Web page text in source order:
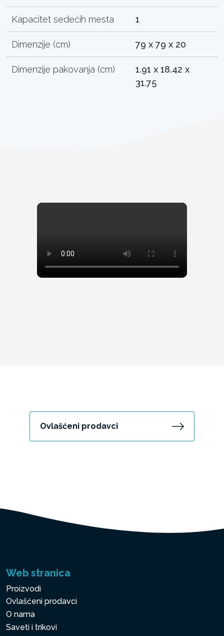
Kapacitet sedećih mesta 1
Dimenzije (cm) 79 x 79 x 20
Dimenzije pakovanja (cm)
1.91 x 18.42 x
31.75
Ovlašćeni prodavci
Web stranica
Proizvodi
Ovlašćeni prodavci
O nama
Saveti i trikovi